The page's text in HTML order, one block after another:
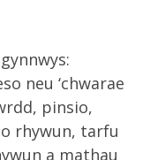
neu ‘chwarae
pinsio,
rhywun, tarfu
a mathau